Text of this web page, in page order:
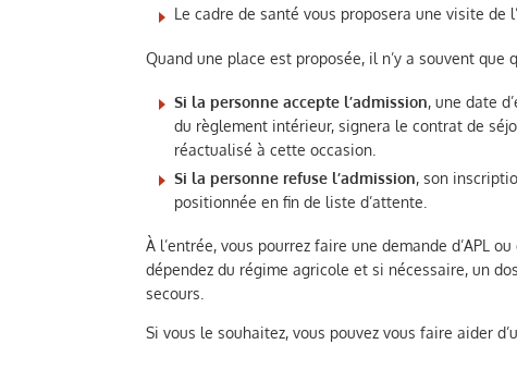
Le cadre de santé vous proposera une visite de
Quand une place est proposée, il n’y a souvent que
Si la personne accepte l’admission, une date
du règlement intérieur, signera le contrat de
réactualisé à cette occasion.
Si la personne refuse l’admission, son
positionnée en fin de liste d’attente.
À l’entrée, vous pourrez faire une demande d’APL
dépendez du régime agricole et si nécessaire, un
secours.
Si vous le souhaitez, vous pouvez vous faire aider